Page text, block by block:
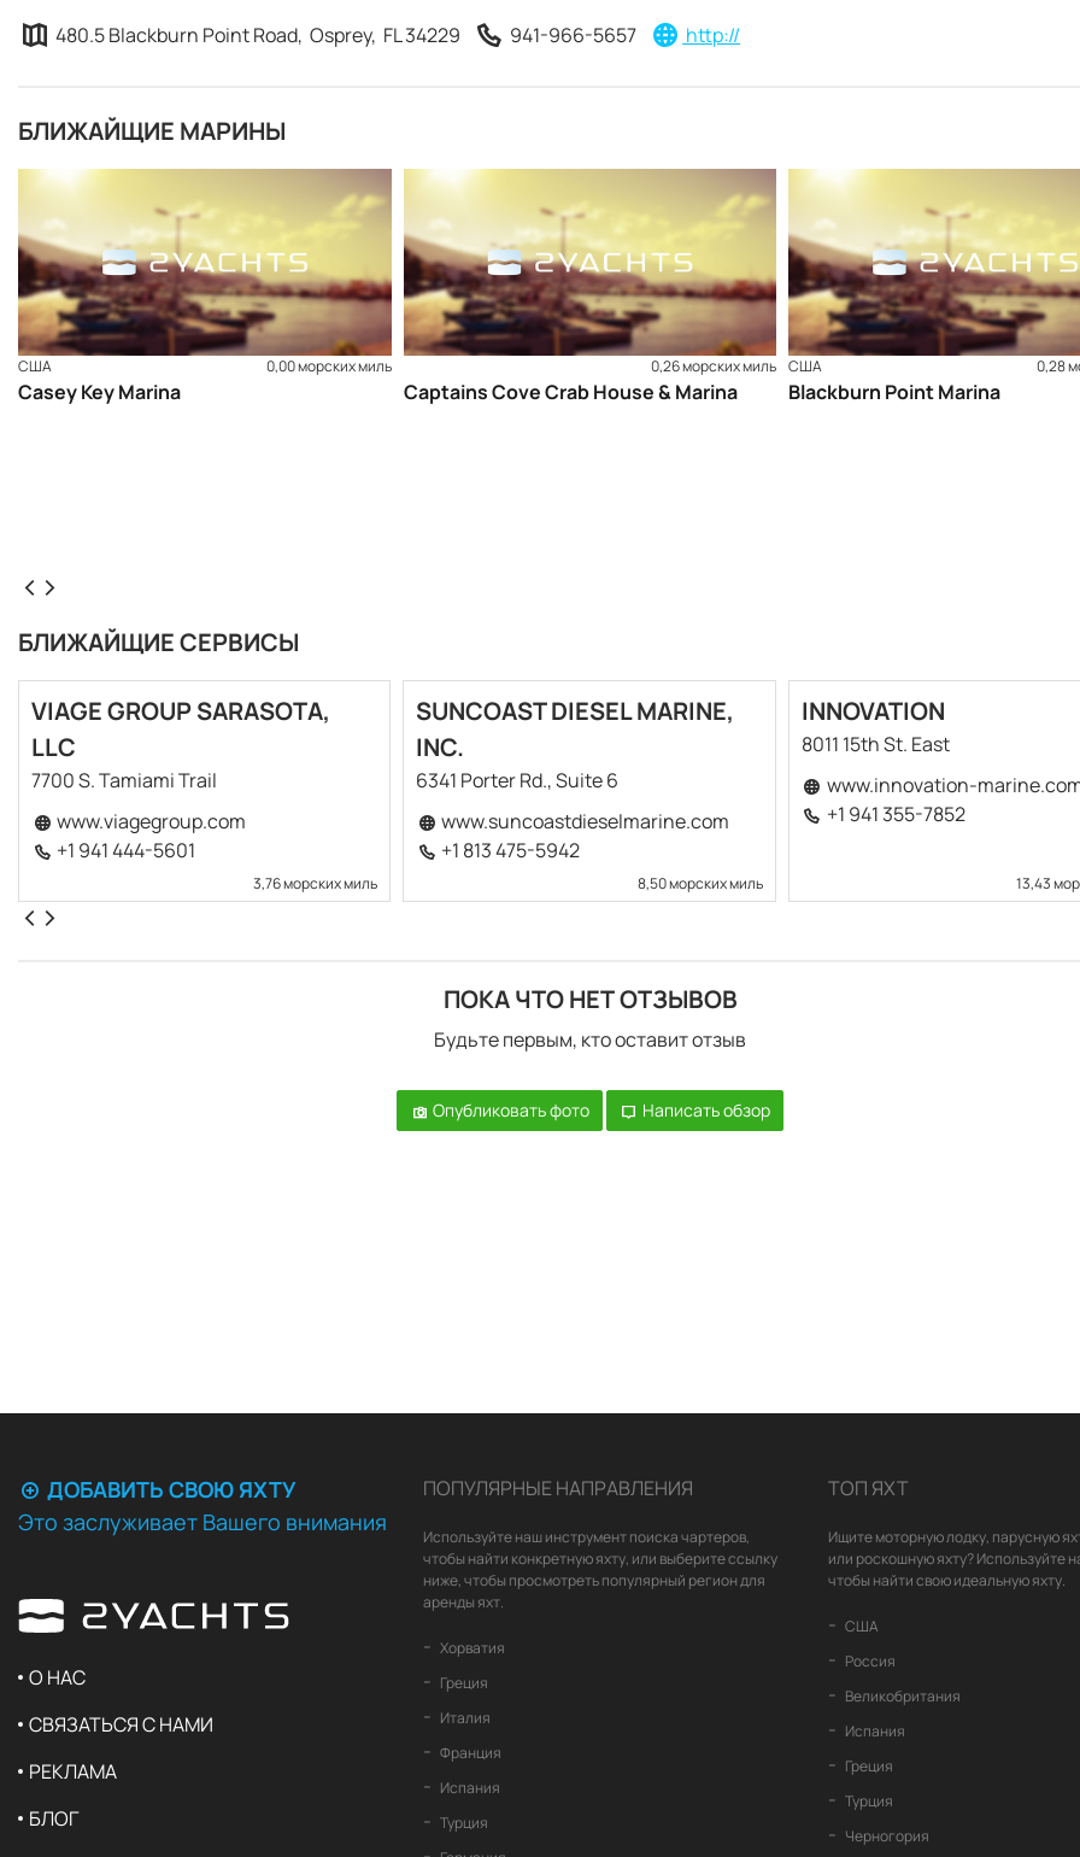
480.5 Blackburn Point Road, Osprey, FL 34229 941-966-5657 http://
БЛИЖАЙЩИЕ МАРИНЫ
США 0,00 морских миль
Casey Key Marina
0,26 морских миль
Captains Cove Crab House & Marina
США 0,28
Blackburn Point Marina
БЛИЖАЙЩИЕ СЕРВИСЫ
VIAGE GROUP SARASOTA,
LLC
7700 S. Tamiami Trail
www.viagegroup.com
+1 941 444-5601
3,76 морских миль
SUNCOAST DIESEL MARINE,
INC.
6341 Porter Rd., Suite 6
www.suncoastdieselmarine.com
+1 813 475-5942
8,50 морских миль
INNOVATION
8011 15th St. East
www.innovation-
+1 941 355-7852
13,43
ПОКА ЧТО НЕТ ОТЗЫВОВ
Будьте первым, кто оставит отзыв
Опубликовать фото Написать обзор
ДОБАВИТЬ СВОЮ ЯХТУ
Это заслуживает Вашего внимания
О НАС
СВЯЗАТЬСЯ С НАМИ
РЕКЛАМА
БЛОГ
ПОПУЛЯРНЫЕ НАПРАВЛЕНИЯ
Используйте наш инструмент поиска чартеров,
чтобы найти конкретную яхту, или выберите ссылку
ниже, чтобы просмотреть популярный регион для
аренды яхт.
Хорватия
Греция
Италия
Франция
Испания
Турция
ТОП ЯХТ
Ищите моторную лодку, парусную
или роскошную яхту? Используйте
чтобы найти свою идеальную яхту.
США
Россия
Великобритания
Испания
Греция
Турция
Черногория